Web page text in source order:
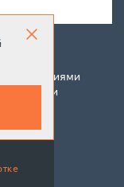
c условиями
обработки